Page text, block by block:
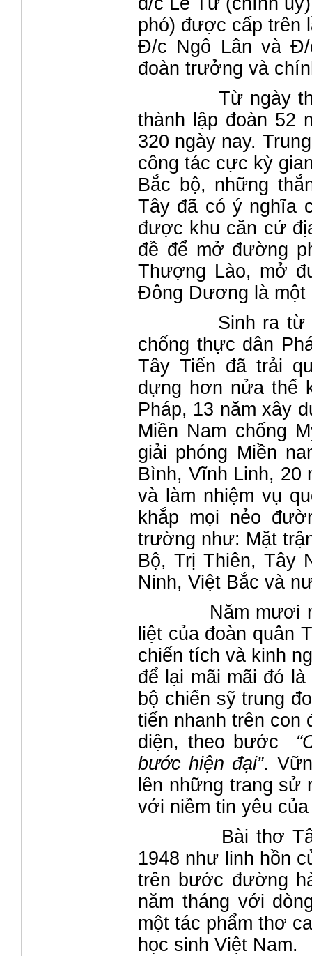
phó) được cấp trên
Đ/c Ngô Lân và Đ/
đoàn trưởng và
Từ ngày thành
thành lập đoàn 52
320 ngày nay.
công tác cực kỳ
Bắc bộ, những
Tây đã có ý nghĩa
được khu căn cứ
đề để mở đường
Thượng Lào, mở
Đông Dương là một
Sinh ra từ cuộc
chống thực dân
Tây Tiến đã trải
dựng hơn nửa thế
Pháp, 13 năm xây
Miền Nam chống
giải phóng Miền
Bình, Vĩnh Linh, 20
và làm nhiệm vụ
khắp mọi nẻo
trường như: Mặt
Bộ, Trị Thiên, Tây
Ninh, Việt Bắc và
Năm mươi năm
liệt của đoàn quân
chiến tích và kinh
để lại mãi mãi đó
bộ chiến sỹ trung
tiến nhanh trên con
diện, theo bước
bước hiện đại”.
lên những trang
với niềm tin yêu
Bài thơ Tây
1948 như linh hồn
trên bước đường
năm tháng với
một tác phẩm thơ
học sinh Việt Nam.